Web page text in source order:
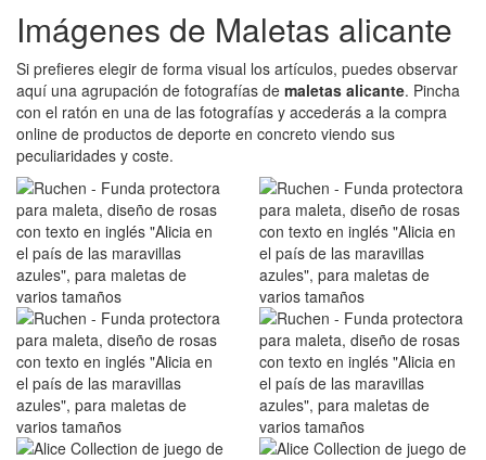
Imágenes de Maletas alicante
Si prefieres elegir de forma visual los artículos, puedes observar
aquí una agrupación de fotografías de maletas alicante. Pincha
con el ratón en una de las fotografías y accederás a la compra
online de productos de deporte en concreto viendo sus
peculiaridades y coste.